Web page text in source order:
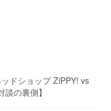
ドショップ ZiPPY! vs
の裏側】